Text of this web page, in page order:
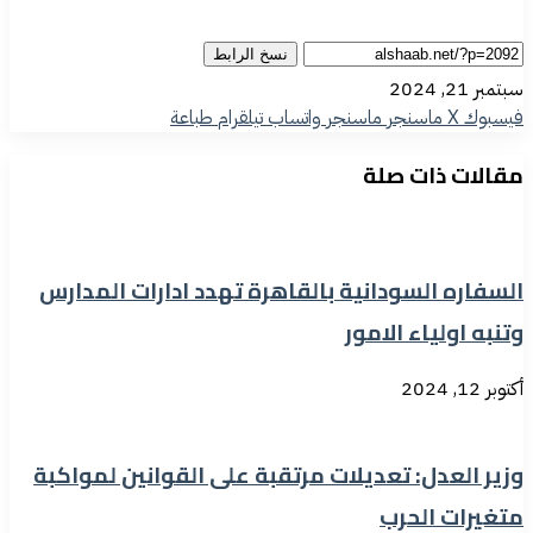
نسخ الرابط
سبتمبر 21, 2024
فيسبوك‫Xماسنجر ماسنجر واتسابتيلقرامطباعة
مقالات ذات صلة
السفاره السودانية بالقاهرة تهدد ادارات المدارس
وتنبه اولياء الامور
أكتوبر 12, 2024
وزير العدل: تعديلات مرتقبة على القوانين لمواكبة
متغيرات الحرب